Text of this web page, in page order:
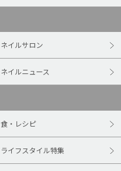
ネイルサロン
ネイルニュース
食・レシピ
ライフスタイル特集